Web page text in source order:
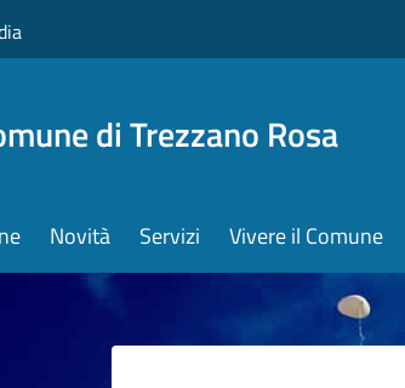
di Trezzano Rosa
Novità Servizi Vivere il Comune